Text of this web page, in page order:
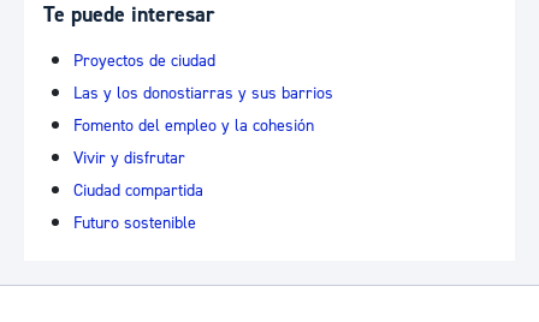
Te puede interesar
Proyectos de ciudad
Las y los donostiarras y sus barrios
Fomento del empleo y la cohesión
Vivir y disfrutar
Ciudad compartida
Futuro sostenible